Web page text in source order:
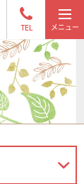
TEL